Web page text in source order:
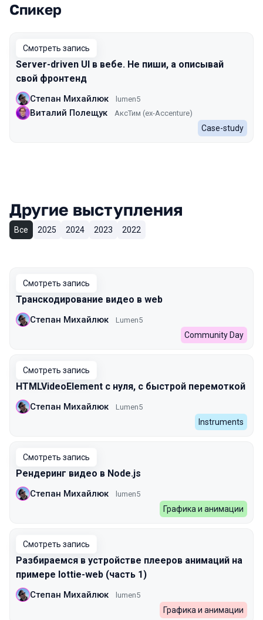
Выступления в сезоне 2022 Spring
Спикер
Смотреть запись
Server-driven UI в вебе. Не пиши, а описывай
свой фронтeнд
Степан Михайлюк lumen5
Виталий Полещук АксТим (ex-Accenture)
Case-study
Другие выступления
Все 2025 2024 2023 2022
Смотреть запись
Транскодирование видео в web
Степан Михайлюк Lumen5
Community Day
Смотреть запись
HTMLVideoElement с нуля, c быстрой перемоткой
Степан Михайлюк Lumen5
Instruments
Смотреть запись
Рендеринг видео в Node.js
Степан Михайлюк lumen5
Графика и анимации
Смотреть запись
Разбираемся в устройстве плееров анимаций на
примере lottie-web (часть 1)
Степан Михайлюк lumen5
Графика и анимации